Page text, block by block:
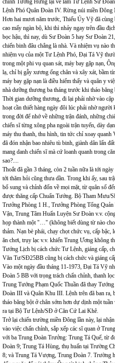
chính Tướng Hưng lại về làm Tư Lệnh Sư
Lệnh Phó Quân Đoàn IV. Rừng núi miền Đông
Hơn hai mươi năm trước, Thiếu Úy Vỹ đã
cao mấy ngàn bộ, khi thì nhảy ngay trên đầu
bọc hậu, thì nay, dù Sư Đoàn 5 hay Sư Đoàn
chiến binh đâu chẳng là nhà. Và nhiệm vụ nào
nhiệm vụ của một Tư Lệnh Phó, Đại Tá Vỹ
trong một phi vụ quan sát, máy bay gặp nạn,
lạ, chỉ bị gẫy xương ống chân và xây xát, bầm
máy bay gặp nạn là điều hiếm thấy và quân y
nhà dưỡng thương ba tháng trước khi tháo băng
Thời gian dưỡng thương, đi lại phải nhờ vào
hoạt cần thiết hàng ngày đôi lúc phải nhờ
trong đời để nhớ về những trận đánh, những
chiến sĩ từng xông pha ngoài trận tuyến, dày
máy thu thanh, thu hình, tin tức chỉ xoay quanh
đã đón nhận bao nhiêu tù binh, giành dân lấn
mang danh chiến sĩ mà cứ loanh quanh trong
sao?....
Thoắt đã gần 3 tháng, còn 2 tuần nữa là tới
tới thăm hỏi cũng thưa dần. Trong khi ấy, sau
bổ sung và chỉnh đốn về mọi mặt, từ quân số
được thăng cấp Chuẩn Tướng. Bộ Tham
Trưởng Phòng 1 H., Trưởng Phòng Tổng
Vận, Trung Tâm Huấn Luyện Sư Đoàn v.v.
họp thành một "…" (không biết dùng từ nào
thảm. Nạn bè phái, chạy chọt chức vụ, cấp
ăn chơi, trụy lạc v.v. khiến Trung Ương không
Tướng Lịch bị cách chức Tư Lệnh, giáng cấp,
Văn Tư/SĐ25BB cũng bị cách chức và giáng
Vào một ngày đầu tháng 11-1973, Đại Tá Vỹ
Đoàn 5 BB với trọng trách chấn chỉnh, thanh
Trung Tướng Phạm Quốc Thuần đã thay
Đoàn III và Quân Khu III. Lệnh trên đã ban ra,
tháo băng bột ở chân sớm hơn dự dịnh một
ra tại Bộ Tư Lệnh/SĐ ở Căn Cứ Lai Khê.
Trở lại chiến trường miền Đông lần này, lại
vào việc chấn chỉnh, sắp xếp các sĩ quan ở
với ba Trung Đoàn Trưởng: Trung Tá Quế, từ
Đoàn 9; Trung Tá Hùng, thụ huấn tại Trường
8; và Trung Tá Vượng, Trung Đoàn 7. Trường